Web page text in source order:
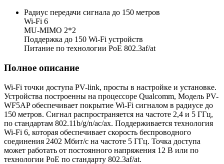
Радиус передачи сигнала до 150 метров
Wi-Fi 6
MU-MIMO 2*2
Поддержка до 150 Wi-Fi устройств
Питание по технологии PoE 802.3af/at
Полное описание
Wi-Fi точки доступа PV-link, просты в настройке и установке.
Устройства построенны на процессоре Qualcomm, Модель PV-
WF5AP обеспечивает покрытие Wi-Fi сигналом в радиусе до
150 метров. Сигнал распространяется на частоте 2,4 и 5 ГГц,
по стандартам 802.11b/g/n/ac/ax. Поддерживается технология
Wi-Fi 6, которая обеспечивает скорость беспроводного
соединения 2402 Мбит/с на частоте 5 ГГц. Точка доступа
может работать от постоянного напряжения 12 В или по
технологии PoE по стандарту 802.3af/at.